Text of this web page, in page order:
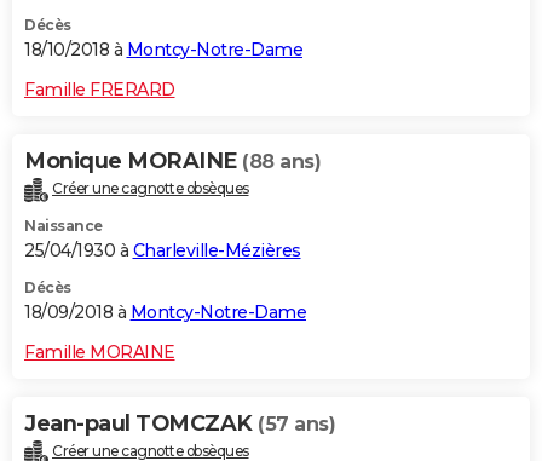
Décès
18/10/2018 à Montcy-Notre-Dame
Famille FRERARD
Monique MORAINE (88 ans)
Créer une cagnotte obsèques
Naissance
25/04/1930 à Charleville-Mézières
Décès
18/09/2018 à Montcy-Notre-Dame
Famille MORAINE
Jean-paul TOMCZAK (57 ans)
Créer une cagnotte obsèques